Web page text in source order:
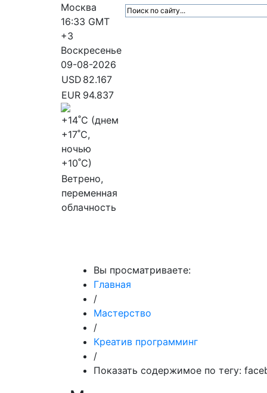
Москва
16:33 GMT
+3
Воскресенье
09-08-2026
USD 82.167
EUR 94.837
+14˚C (днем
+17˚C,
ночью
+10˚C)
Ветрено,
переменная
облачность
Вы просматриваете:
Главная
/
Мастерство
/
Креатив программинг
/
Показать содержимое по тегу: